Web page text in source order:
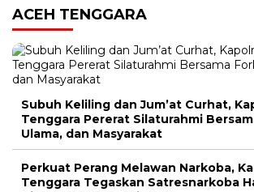
ACEH TENGGARA
Subuh Keliling dan Jum’at Curhat,
Tenggara Pererat Silaturahmi
Ulama, dan Masyarakat
Perkuat Perang Melawan Narkoba,
Tenggara Tegaskan Satresnarkoba